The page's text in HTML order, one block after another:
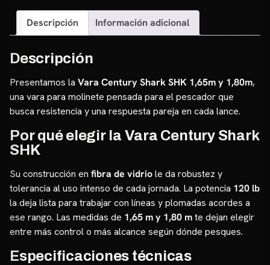
120lb
de
cantidad
Descripción Información adicional
Descripción
Presentamos la Vara Century Shark SHK 1,65m y 1,80m,
una vara para molinete pensada para el pescador que
busca resistencia y una respuesta pareja en cada lance.
Por qué elegir la Vara Century Shark
SHK
Su construcción en fibra de vidriole da robustez y
tolerancia al uso intenso de cada jornada. La potencia 120 lb
la deja lista para trabajar con líneas y plomadas acordes a
ese rango. Las medidas de 1,65 m y 1,80 mte dejan elegir
entre más control o más alcance según dónde pesques.
Especificaciones técnicas